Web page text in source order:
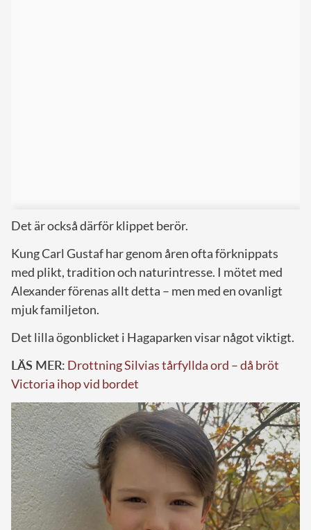
Det är också därför klippet berör.
Kung Carl Gustaf har genom åren ofta förknippats
med plikt, tradition och naturintresse. I mötet med
Alexander förenas allt detta – men med en ovanligt
mjuk familjeton.
Det lilla ögonblicket i Hagaparken visar något viktigt.
LÄS MER: Drottning Silvias tårfyllda ord – då bröt
Victoria ihop vid bordet